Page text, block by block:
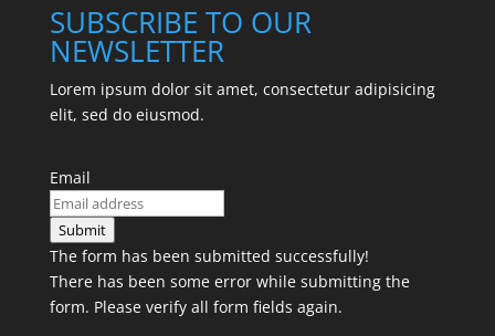
SUBSCRIBE TO OUR
NEWSLETTER
Lorem ipsum dolor sit amet, consectetur adipisicing
elit, sed do eiusmod.
Email
Submit
The form has been submitted successfully!
There has been some error while submitting the
form. Please verify all form fields again.